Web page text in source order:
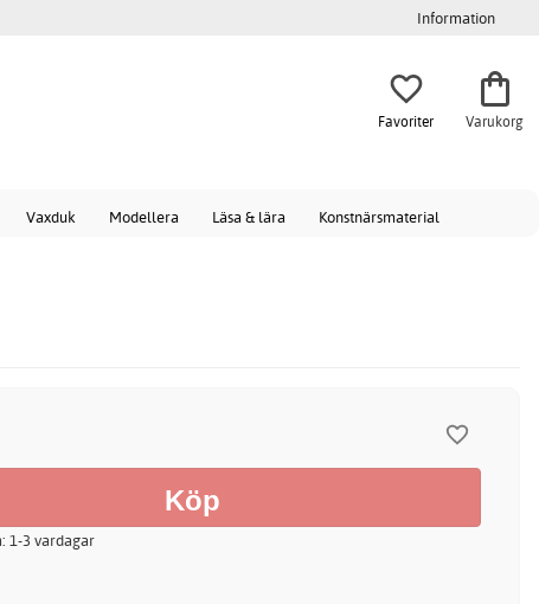
Information
Favoriter Varukorg
Vaxduk Modellera Läsa & lära Konstnärsmaterial
1-3 vardagar